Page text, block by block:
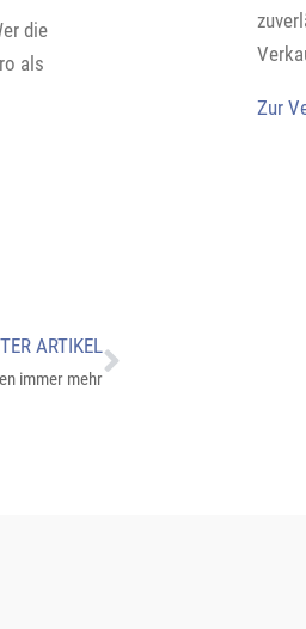
die
als
ARTIKEL
immer mehr
Zur